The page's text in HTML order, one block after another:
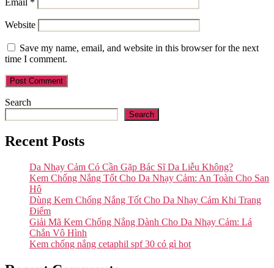
Email *
Website
Save my name, email, and website in this browser for the next
time I comment.
Search
Search
Recent Posts
Da Nhạy Cảm Có Cần Gặp Bác Sĩ Da Liễu Không?
Kem Chống Nắng Tốt Cho Da Nhạy Cảm: An Toàn Cho San
Hô
Dùng Kem Chống Nắng Tốt Cho Da Nhạy Cảm Khi Trang
Điểm
Giải Mã Kem Chống Nắng Dành Cho Da Nhạy Cảm: Lá
Chắn Vô Hình
Kem chống nắng cetaphil spf 30 có gì hot